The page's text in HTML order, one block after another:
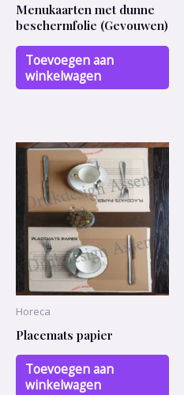
Menukaarten met dunne
beschermfolie (Gevouwen)
Toevoegen aan
winkelwagen
Horeca
Placemats papier
Toevoegen aan
winkelwagen